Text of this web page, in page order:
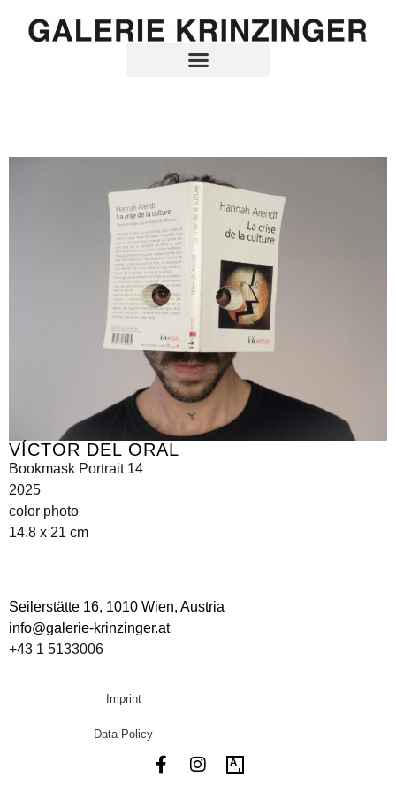
VÍCTOR DEL ORAL
Bookmask Portrait 14
2025
color photo
14.8 x 21 cm
Seilerstätte 16, 1010 Wien, Austria
info@galerie-krinzinger.at
+43 1 5133006
Imprint
Data Policy